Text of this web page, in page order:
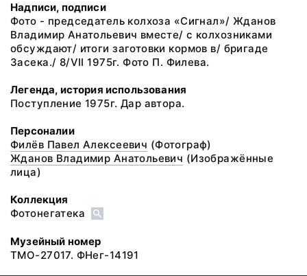
Надписи, подписи
Фото - председатель колхоза «Сигнал»/ Жданов
Владимир Анатольевич вместе/ с колхозниками
обсуждают/ итоги заготовки кормов в/ бригаде
Засека./ 8/VII 1975г. Фото П. Филева.
Легенда, история использования
Поступление 1975г. Дар автора.
Персоналии
Филёв Павел Алексеевич (Фотограф)
Жданов Владимир Анатольевич (Изображённые
лица)
Коллекция
Фотонегатека
Музейный номер
ТМО-27017. ФНег-14191